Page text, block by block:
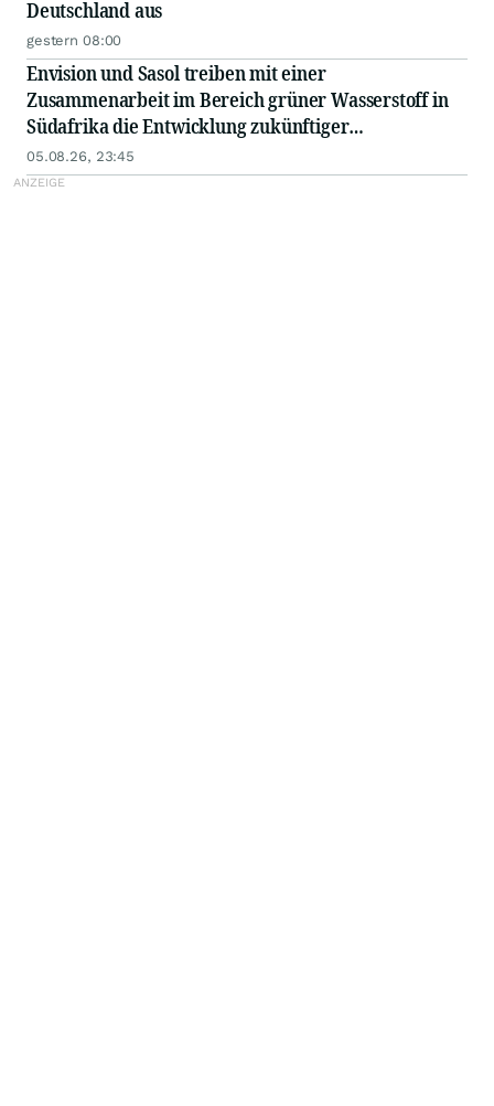
Deutschland aus
gestern 08:00
Envision und Sasol treiben mit einer
Zusammenarbeit im Bereich grüner Wasserstoff in
Südafrika die Entwicklung zukünftiger
Energiesysteme voran
05.08.26, 23:45